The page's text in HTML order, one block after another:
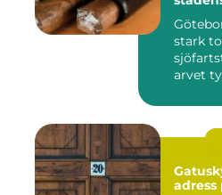
stark
arvet
Gatuskylt mer än
adress